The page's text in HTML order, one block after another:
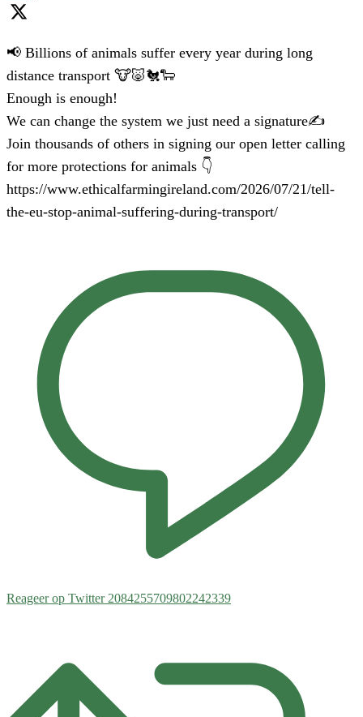
📢 Billions of animals suffer every year during long
distance transport 🐮🐷🐔🐑
Enough is enough!
We can change the system we just need a signature✍️
Join thousands of others in signing our open letter calling
for more protections for animals 👇
https://www.ethicalfarmingireland.com/2026/07/21/tell-
the-eu-stop-animal-suffering-during-transport/
Reageer op Twitter 2084255709802242339